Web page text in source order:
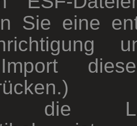
Sie eine
die